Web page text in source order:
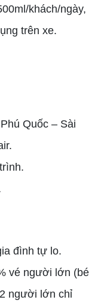
khách/ngày,
trên xe.
Quốc – Sài
đình tự lo.
vé người lớn (bé
người lớn chỉ